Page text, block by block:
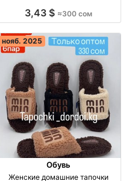
Гелевые сланцы от 36 до 40
доставка во все страны.
3,43 $ ≈300 сом
нояб. 2025
Обувь
Женские домашние тапочки